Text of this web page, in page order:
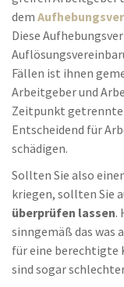
dem
Diese
Fällen ist ihnen
Arbeitgeber und
Zeitpunkt getrennte
Entscheidend für
schädigen.
Sollten Sie also
kriegen, sollten Sie
überprüfen lassen.
sinngemäß das was
für eine berechtigte
sind sogar